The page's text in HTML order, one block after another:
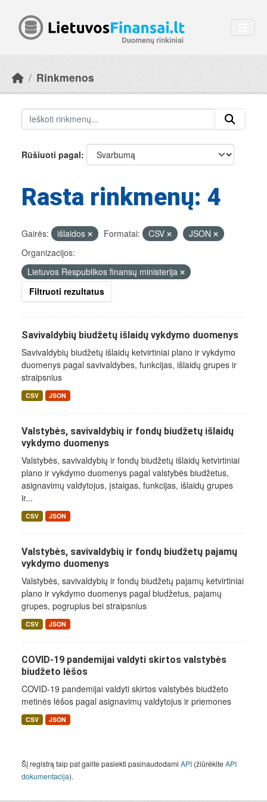
Rinkmenos
Rūšiuoti pagal
Rasta rinkmenų: 4
Gairės: išlaidos Formatai: CSV
JSON
Organizacijos:
Lietuvos Respublikos finansų ministerija
Filtruoti rezultatus
Savivaldybių biudžetų išlaidų vykdymo duomenys
Savivaldybių biudžetų išlaidų ketvirtiniai plano ir vykdymo
duomenys pagal savivaldybes, funkcijas, išlaidų grupes ir
straipsnius
CSV JSON
Valstybės, savivaldybių ir fondų biudžetų išlaidų
vykdymo duomenys
Valstybės, savivaldybių ir fondų biudžetų išlaidų ketvirtiniai
plano ir vykdymo duomenys pagal valstybės biudžetus,
asignavimų valdytojus, įstaigas, funkcijas, išlaidų grupes
ir...
CSV JSON
Valstybės, savivaldybių ir fondų biudžetų pajamų
vykdymo duomenys
Valstybės, savivaldybių ir fondų biudžetų pajamų ketvirtiniai
plano ir vykdymo duomenys pagal biudžetus, pajamų
grupes, pogrupius bei straipsnius
CSV JSON
COVID-19 pandemijai valdyti skirtos valstybės
biudžeto lėšos
COVID-19 pandemijai valdyti skirtos valstybės biudžeto
metinės lėšos pagal asignavimų valdytojus ir priemones
CSV JSON
Šį registrą taip pat galite pasiekti pasinaudodami API (žiūrėkiteAPI
dokumentacija).